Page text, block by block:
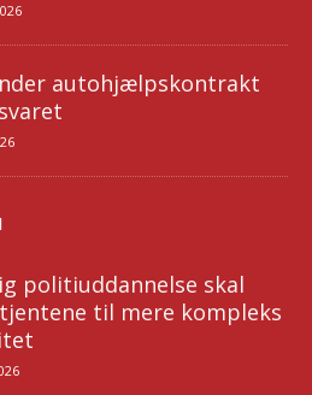
autohjælpskontrakt
politiuddannelse skal
til mere kompleks